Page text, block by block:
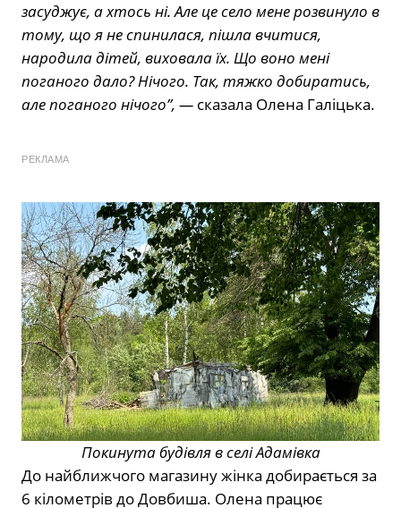
засуджує, а хтось ні. Але це село мене розвинуло в
тому, що я не спинилася, пішла вчитися,
народила дітей, виховала їх. Що воно мені
поганого дало? Нічого. Так, тяжко добиратись,
але поганого нічого”, — сказала Олена Галіцька.
РЕКЛАМА
Покинута будівля в селі Адамівка
До найближчого магазину жінка добирається за
6 кілометрів до Довбиша. Олена працює